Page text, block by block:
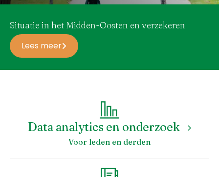
Situatie in het Midden-Oosten en verzekeren
Lees meer
Data analytics en onderzoek
Voor leden en derden